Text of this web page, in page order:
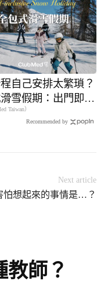
自己安排太繁瑣？
雪假期：出門即雪
全包不怕預算爆
Taiwan）
Recommended by
Next article
怕想起來的事情是…？